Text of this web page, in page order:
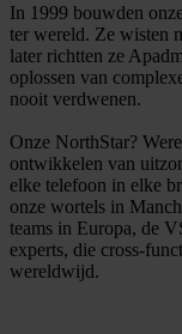
In 1999 bouwden
ter wereld. Ze wisten
later richtten ze
oplossen van
nooit verdwenen.
Onze NorthStar?
ontwikkelen van
elke telefoon in elke
onze wortels in
teams in Europa, de
experts, die cross-
wereldwijd.